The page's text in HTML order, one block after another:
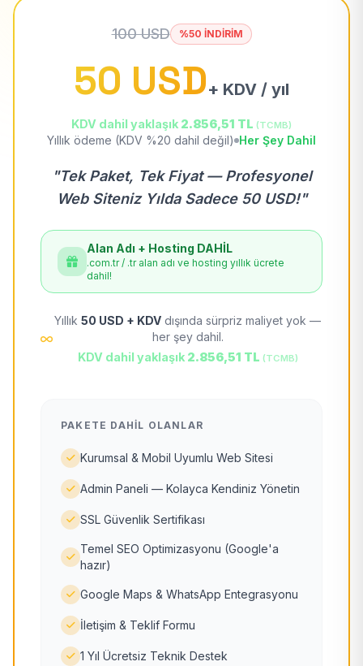
100 USD %50 İNDİRİM
50 USD+ KDV / yıl
KDV dahil yaklaşık 2.856,51 TL (TCMB)
Yıllık ödeme (KDV %20 dahil değil) Her Şey Dahil
"Tek Paket, Tek Fiyat — Profesyonel
Web Siteniz Yılda Sadece 50 USD!"
Alan Adı + Hosting DAHİL
.com.tr / .tr alan adı ve hosting yıllık ücrete
dahil!
Yıllık 50 USD + KDV dışında sürpriz maliyet yok —
her şey dahil.
KDV dahil yaklaşık 2.856,51 TL (TCMB)
PAKETE DAHIL OLANLAR
Kurumsal & Mobil Uyumlu Web Sitesi
Admin Paneli — Kolayca Kendiniz Yönetin
SSL Güvenlik Sertifikası
Temel SEO Optimizasyonu (Google'a
hazır)
Google Maps & WhatsApp Entegrasyonu
İletişim & Teklif Formu
1 Yıl Ücretsiz Teknik Destek